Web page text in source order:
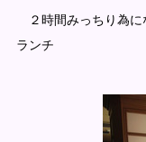
２時間みっちり為に
ランチ